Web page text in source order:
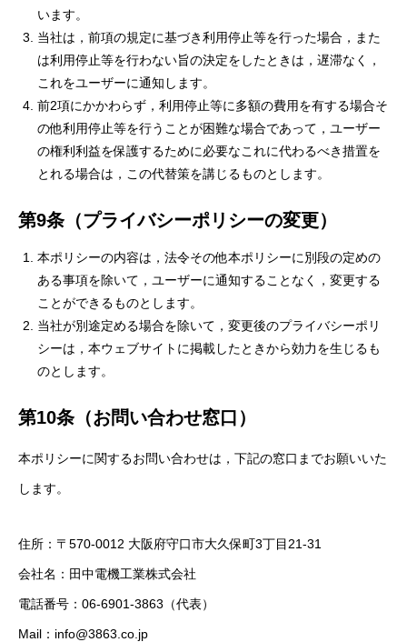
います。
当社は，前項の規定に基づき利用停止等を行った場合，また
は利用停止等を行わない旨の決定をしたときは，遅滞なく，
これをユーザーに通知します。
前2項にかかわらず，利用停止等に多額の費用を有する場合そ
の他利用停止等を行うことが困難な場合であって，ユーザー
の権利利益を保護するために必要なこれに代わるべき措置を
とれる場合は，この代替策を講じるものとします。
第9条（プライバシーポリシーの変更）
本ポリシーの内容は，法令その他本ポリシーに別段の定めの
ある事項を除いて，ユーザーに通知することなく，変更する
ことができるものとします。
当社が別途定める場合を除いて，変更後のプライバシーポリ
シーは，本ウェブサイトに掲載したときから効力を生じるも
のとします。
第10条（お問い合わせ窓口）
本ポリシーに関するお問い合わせは，下記の窓口までお願いいた
します。
住所：〒570-0012 大阪府守口市大久保町3丁目21-31
会社名：田中電機工業株式会社
電話番号：06-6901-3863（代表）
Mail：info@3863.co.jp